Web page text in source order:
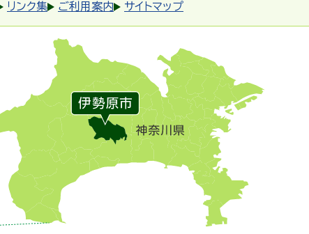
リンク集 ご利用案内 サイトマップ